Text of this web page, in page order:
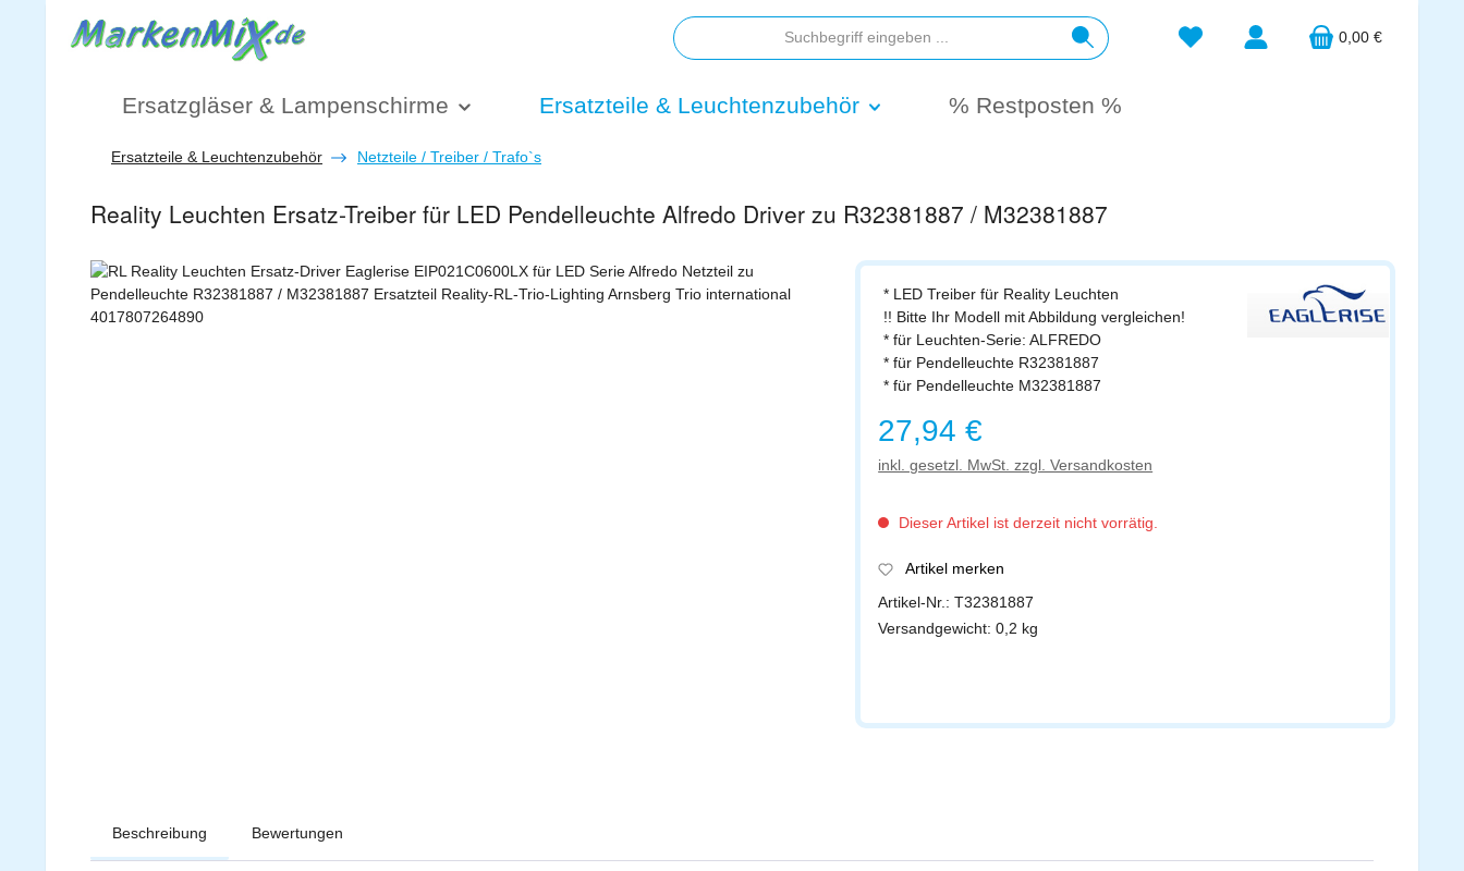
Hauptinhalt springen
Zur Suche springen
Zur Hauptnavigation springen
Du hast 0 Produkte auf dem
0,00 €
Ersatzgläser & Lampenschirme Ersatzteile & Leuchtenzubehör % Restposten %
Ersatzteile & Leuchtenzubehör Netzteile / Treiber / Trafo`s
Reality Leuchten Ersatz-Treiber für LED Pendelleuchte Alfredo Driver zu R32381887 / M32381887
Bildergalerie überspringen
* LED Treiber für Reality Leuchten
!! Bitte Ihr Modell mit Abbildung vergleichen!
* für Leuchten-Serie: ALFREDO
* für Pendelleuchte R32381887
* für Pendelleuchte M32381887
Regulärer Preis:
27,94 €
inkl. gesetzl. MwSt. zzgl. Versandkosten
Dieser Artikel ist derzeit nicht vorrätig.
Artikel merken
Artikel-Nr.:T32381887
Versandgewicht:0,2 kg
Beschreibung Bewertungen